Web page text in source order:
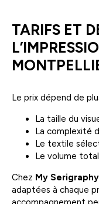
TARIFS ET
Le prix dépend de
La taille du
La complexité
Le textile
Le volume
Chez My Serigraphy
adaptées à chaque